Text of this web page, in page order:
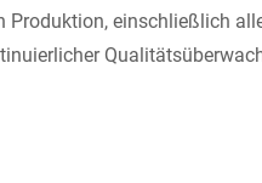
einschließlich